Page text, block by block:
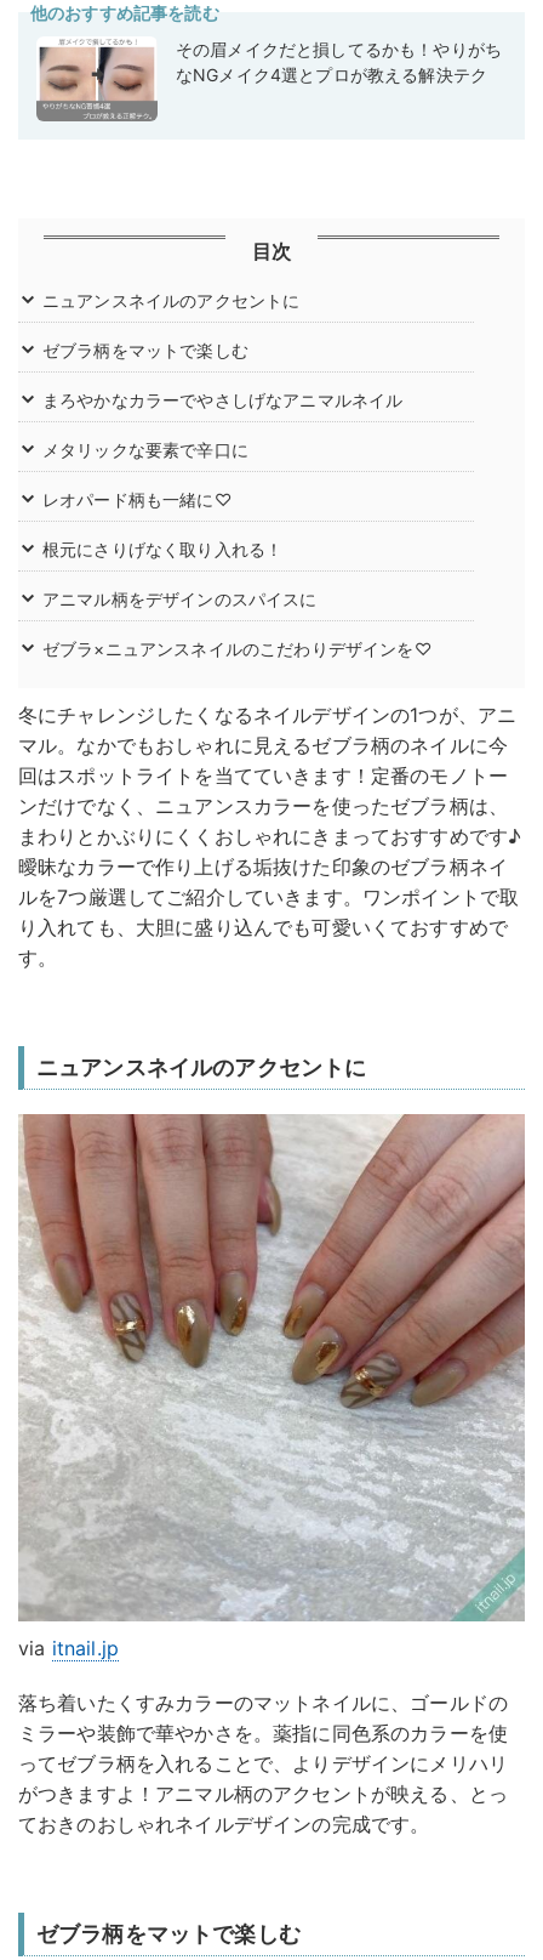
他のおすすめ記事を読む
その眉メイクだと損してるかも！やりがち
なNGメイク4選とプロが教える解決テク
目次
ニュアンスネイルのアクセントに
ゼブラ柄をマットで楽しむ
まろやかなカラーでやさしげなアニマルネイル
メタリックな要素で辛口に
レオパード柄も一緒に♡
根元にさりげなく取り入れる！
アニマル柄をデザインのスパイスに
ゼブラ×ニュアンスネイルのこだわりデザインを♡
冬にチャレンジしたくなるネイルデザインの1つが、アニ
マル。なかでもおしゃれに見えるゼブラ柄のネイルに今
回はスポットライトを当てていきます！定番のモノトー
ンだけでなく、ニュアンスカラーを使ったゼブラ柄は、
まわりとかぶりにくくおしゃれにきまっておすすめです♪
曖昧なカラーで作り上げる垢抜けた印象のゼブラ柄ネイ
ルを7つ厳選してご紹介していきます。ワンポイントで取
り入れても、大胆に盛り込んでも可愛いくておすすめで
す。
ニュアンスネイルのアクセントに
via itnail.jp
落ち着いたくすみカラーのマットネイルに、ゴールドの
ミラーや装飾で華やかさを。薬指に同色系のカラーを使
ってゼブラ柄を入れることで、よりデザインにメリハリ
がつきますよ！アニマル柄のアクセントが映える、とっ
ておきのおしゃれネイルデザインの完成です。
ゼブラ柄をマットで楽しむ